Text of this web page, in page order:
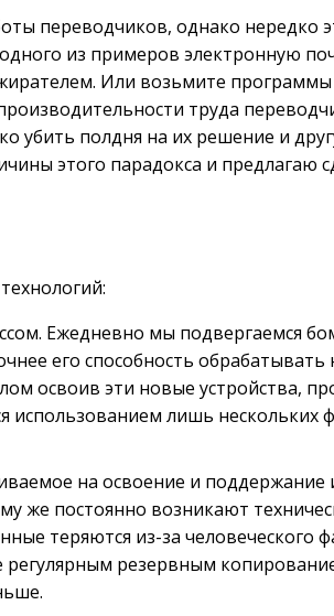
переводчиков, однако нередко
из примеров электронную
Или возьмите
труда
убить полдня на их решение и
этого парадокса и предлагаю
Ежедневно мы подвергаемся
его способность
освоив эти новые устройства,
лишь нескольких
на освоение и поддержание
постоянно возникают
теряются из-за человеческого
резервным